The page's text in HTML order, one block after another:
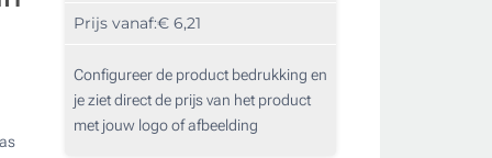
Prijs vanaf:€ 6,21
Configureer de product bedrukking en
je ziet direct de prijs van het product
met jouw logo of afbeelding